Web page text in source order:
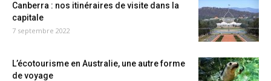
Canberra : nos itinéraires de visite dans la
capitale
7 septembre 2022
L’écotourisme en Australie, une autre forme
de voyage